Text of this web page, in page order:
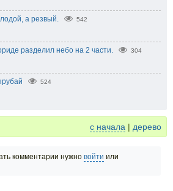
а резвый. 542
разделил небо на 2 части. 304
524
с начала | дерево
комментарии нужно войти или